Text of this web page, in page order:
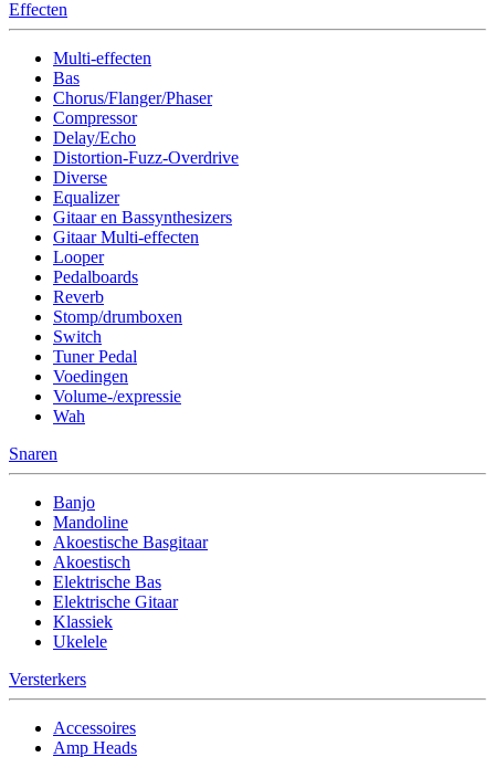
Effecten
Multi-effecten
Bas
Chorus/Flanger/Phaser
Compressor
Delay/Echo
Distortion-Fuzz-Overdrive
Diverse
Equalizer
Gitaar en Bassynthesizers
Gitaar Multi-effecten
Looper
Pedalboards
Reverb
Stomp/drumboxen
Switch
Tuner Pedal
Voedingen
Volume-/expressie
Wah
Snaren
Banjo
Mandoline
Akoestische Basgitaar
Akoestisch
Elektrische Bas
Elektrische Gitaar
Klassiek
Ukelele
Versterkers
Accessoires
Amp Heads